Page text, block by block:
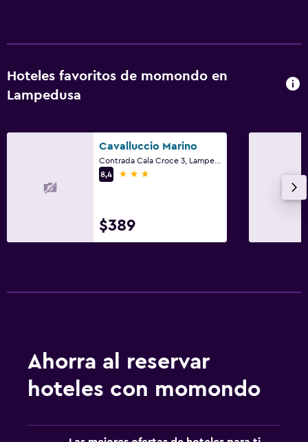
Caja fuerte
Ideal para familias
Hoteles favoritos de momondo en
Lampedusa
Cavalluccio Marino
8,4
3 estrellas
$389
Ahorra al reservar
hoteles con momondo